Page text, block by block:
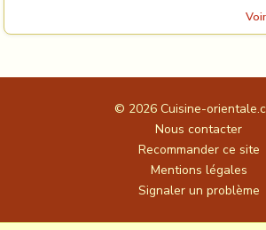
© 2026 Cuisine-
Nous contacter
Recommander ce site
Mentions légales
Signaler un problème